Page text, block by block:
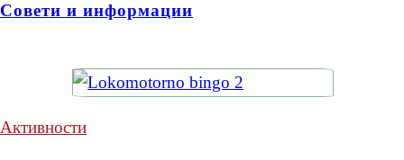
Совети и информации
Активности